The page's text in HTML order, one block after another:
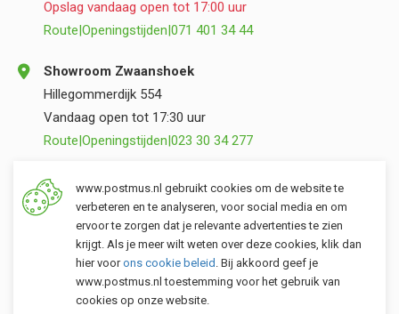
Klantenservice
Opslag vandaag open tot 17:00 uur
Route Openingstijden 071 401 34 44
Showroom Zwaanshoek
Hillegommerdijk 554
Vandaag open tot 17:30 uur
Route Openingstijden 023 30 34 277
Opslag Valkenburg (ZH)
Torenvlietslaan 3
Vandaag open tot 17:00 uur
Route|Openingstijden |071 401 34 44
www.postmus.nl gebruikt cookies om de website te
verbeteren en te analyseren, voor social media en om
ervoor te zorgen dat je relevante advertenties te zien
krijgt. Als je meer wilt weten over deze cookies, klik dan
hier voorons cookie beleid . Bij akkoord geef je
www.postmus.nl toestemming voor het gebruik van
cookies op onze website.